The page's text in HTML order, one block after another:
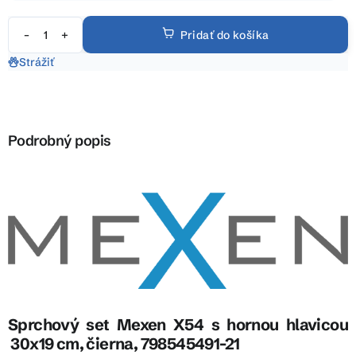
Pridať do košíka
Strážiť
Podrobný popis
Sprchový set Mexen X54 s hornou hlavicou
30x19 cm, čierna, 798545491-21